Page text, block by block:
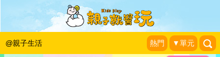
@親子生活 熱門 ▼單元
回想起當年的床邊故事
愛玩。不累。PLAY